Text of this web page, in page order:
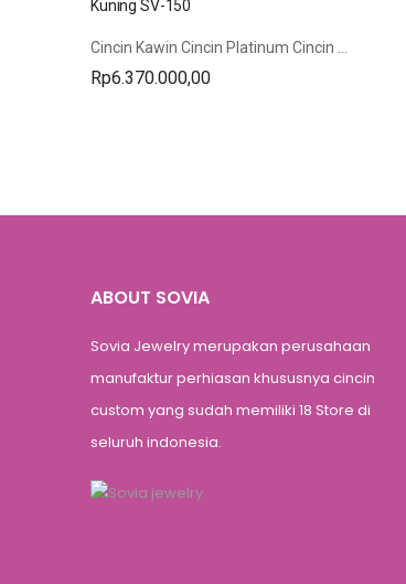
Rp6.370.000,00
ABOUT SOVIA
Sovia Jewelry merupakan perusahaan
manufaktur perhiasan khususnya cincin
custom yang sudah memiliki 18 Store di
seluruh indonesia.